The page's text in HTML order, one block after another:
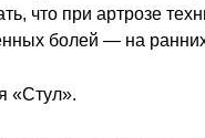
что при артрозе
болей — на ранних
«Стул».